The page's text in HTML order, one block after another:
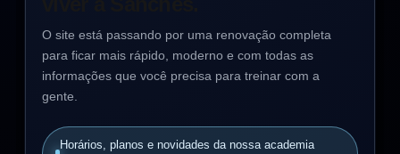
O site está passando por uma renovação completa
para ficar mais rápido, moderno e com todas as
informações que você precisa para treinar com a
gente.
Horários, planos e novidades da nossa academia